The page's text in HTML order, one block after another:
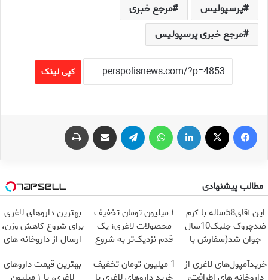
پرسپولیس
مرجع خبری
مرجع خبری پرسپولیس
کپی لینک
فیس بوک لینکدین تلگرام اشتراک گذاری از طریق ایمیل
مطالب پیشنهادی
این آقای58ساله با کرم
ضدچروک جلبک10سال
جوان شد(سفارش با
۱ میلیون تومان تخفیف
محصولات لاغری؛ یک
قدم نزدیک‌تر به شروع
بهترین داروهای لاغری
برای شروع کاهش وزن،
ارسال از داروخانه های
خریدآمپول‌های لاغری از
1 میلیون تومان تخفیف
بهترین قیمت داروهای